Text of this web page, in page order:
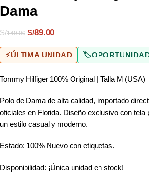
Dama
S/149.00 S/89.00
⚡ÚLTIMA UNIDAD 🏷️
Tommy Hilfiger 100% Original | Talla M (USA)
Polo de Dama de alta calidad, importado
oficiales en Florida. Diseño exclusivo con tela
un estilo casual y moderno.
Estado: 100% Nuevo con etiquetas.
Disponibilidad: ¡Única unidad en stock!